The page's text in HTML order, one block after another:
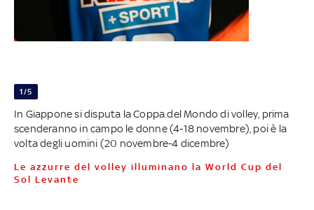
1/5
In Giappone si disputa la Coppa del Mondo di volley, prima
scenderanno in campo le donne (4-18 novembre), poi è la
volta degli uomini (20 novembre-4 dicembre)
Le azzurre del volley illuminano la World Cup del
Sol Levante